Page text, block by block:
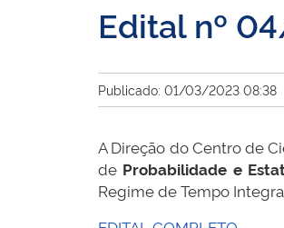
Edital nº
Publicado: 01/03/2023 08:38
A Direção do Centro de
de Probabilidade e
Regime de Tempo